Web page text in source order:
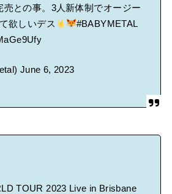
売との事。3人新体制でオージー
欲しいデス
#BABYMETAL
June 6, 2023
TOUR 2023 Live in Brisbane